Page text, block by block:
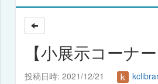
【小展示コーナ
投稿日時: 2021/12/21